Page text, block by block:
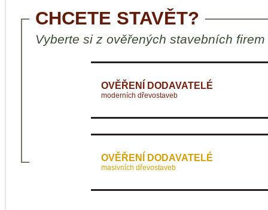
CHCETE STAVĚT?
Vyberte si z ověřených stavebních firem
OVĚŘENÍ DODAVATELÉ
moderních dřevostaveb
OVĚŘENÍ DODAVATELÉ
masivních dřevostaveb